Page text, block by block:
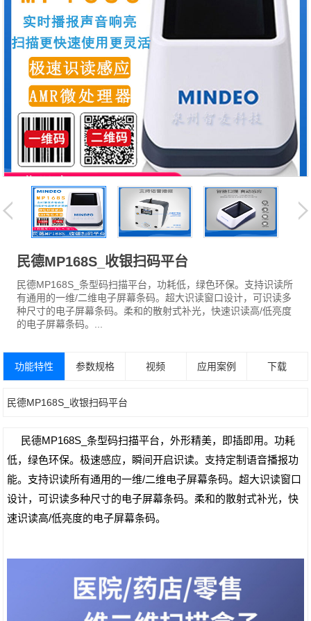
民德MP168S_收银扫码平台
民德MP168S_条型码扫描平台，功耗低，绿色环保。支持识读所
有通用的一维/二维电子屏幕条码。超大识读窗口设计，可识读多
种尺寸的电子屏幕条码。柔和的散射式补光，快速识读高/低亮度
的电子屏幕条码。...
功能特性 参数规格 视频 应用案例 下载
民德MP168S_收银扫码平台
民德MP168S_条型码扫描平台，外形精美，即插即用。功耗
低，绿色环保。极速感应，瞬间开启识读。支持定制语音播报功
能。支持识读所有通用的一维/二维电子屏幕条码。超大识读窗口
设计，可识读多种尺寸的电子屏幕条码。柔和的散射式补光，快
速识读高/低亮度的电子屏幕条码。